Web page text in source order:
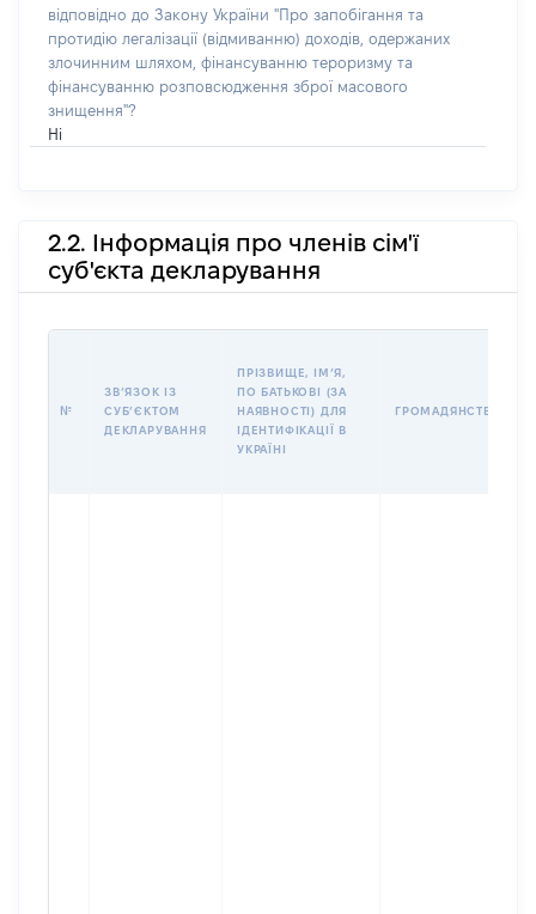
відповідно до Закону України "Про запобігання та
протидію легалізації (відмиванню) доходів, одержаних
злочинним шляхом, фінансуванню тероризму та
фінансуванню розповсюдження зброї масового
знищення"?
Ні
2.2. Інформація про членів сім'ї
суб'єкта декларування
№
ЗВʼЯЗОК ІЗ
СУБʼЄКТОМ
ДЕКЛАРУВАННЯ
ПРІЗВИЩЕ, ІМʼЯ,
ПО БАТЬКОВІ (ЗА
НАЯВНОСТІ) ДЛЯ
ІДЕНТИФІКАЦІЇ В
УКРАЇНІ
ГРОМАДЯНСТВО